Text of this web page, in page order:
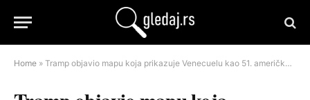
Home » Tramp objavio mapu koja prikazuje Venecuelu kao 51. američku državu